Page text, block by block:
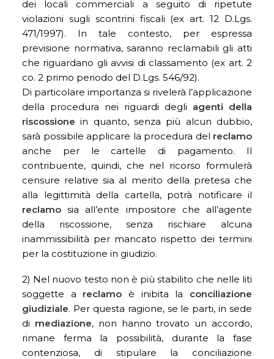
dei locali commerciali a seguito di ripetute
violazioni sugli scontrini fiscali (ex art. 12 D.Lgs.
471/1997). In tale contesto, per espressa
previsione normativa, saranno reclamabili gli atti
che riguardano gli avvisi di classamento (ex art. 2
co. 2 primo periodo del D.Lgs. 546/92).
Di particolare importanza si rivelerà l’applicazione
della procedura nei riguardi degli agenti della
riscossione in quanto, senza più alcun dubbio,
sarà possibile applicare la procedura del reclamo
anche per le cartelle di pagamento. Il
contribuente, quindi, che nel ricorso formulerà
censure relative sia al merito della pretesa che
alla legittimità della cartella, potrà notificare il
reclamo sia all’ente impositore che all’agente
della riscossione, senza rischiare alcuna
inammissibilità per mancato rispetto dei termini
per la costituzione in giudizio.
2) Nel nuovo testo non è più stabilito che nelle liti
soggette a reclamo è inibita la conciliazione
giudiziale. Per questa ragione, se le parti, in sede
di mediazione, non hanno trovato un accordo,
rimane ferma la possibilità, durante la fase
contenziosa, di stipulare la conciliazione